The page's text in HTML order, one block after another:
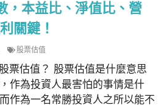
，本益比、淨值比、營
關鍵！
股票估值
票估值？ 股票估值是什麼意思
作為投資人最害怕的事情是什
作為一名常勝投資人之所以能不